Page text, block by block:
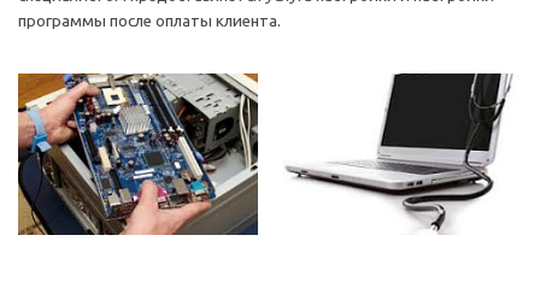
программы после оплаты клиента.